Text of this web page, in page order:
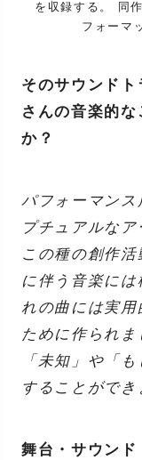
を収録する。 同
フォーマ
そのサウンド
さんの音楽的
か？
パフォーマン
プチュアルな
この種の創作
に伴う音楽に
れの曲には実
ために作られま
「未知」や「
することができ
舞台・サウン